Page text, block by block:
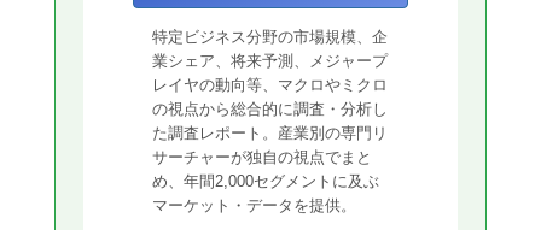
特定ビジネス分野の市場規模、企
業シェア、将来予測、メジャープ
レイヤの動向等、マクロやミクロ
の視点から総合的に調査・分析し
た調査レポート。産業別の専門リ
サーチャーが独自の視点でまと
め、年間2,000セグメントに及ぶ
マーケット・データを提供。